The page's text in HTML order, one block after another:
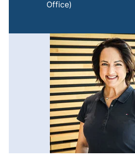
Office)